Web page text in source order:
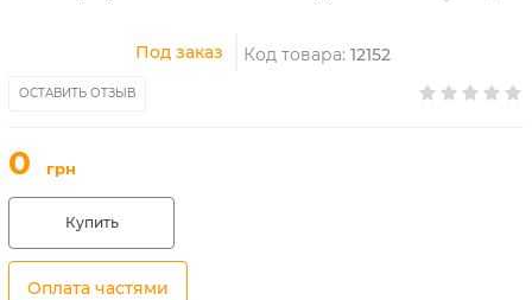
Под заказ Код товара: 12152
ОСТАВИТЬ ОТЗЫВ
0 грн
Купить
Оплата частями